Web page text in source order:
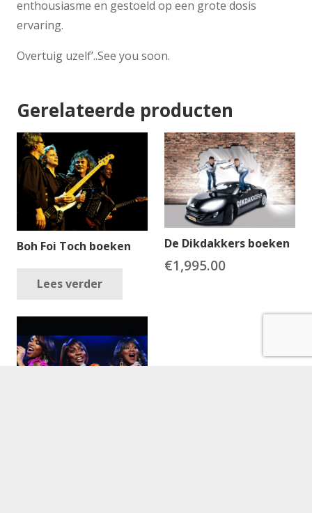
enthousiasme en gestoeld op een grote dosis
ervaring.
Overtuig uzelf’..See you soon.
Gerelateerde producten
Boh Foi Toch boeken
Lees verder
De Dikdakkers boeken
€1,995.00